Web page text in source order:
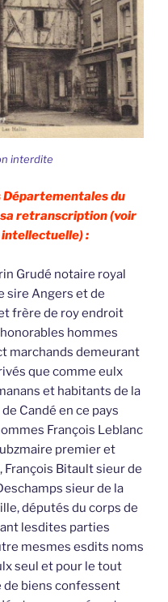
interdite
du
retranscription (voir
:
Grudé notaire royal
sire Angers et de
frère de roy endroit
hommes
marchands demeurant
que comme eulx
et habitants de la
Candé en ce pays
François Leblanc
premier et
Bitault sieur de
sieur de la
députés du corps de
lesdites parties
mesmes esdits noms
seul et pour le tout
de biens confessent